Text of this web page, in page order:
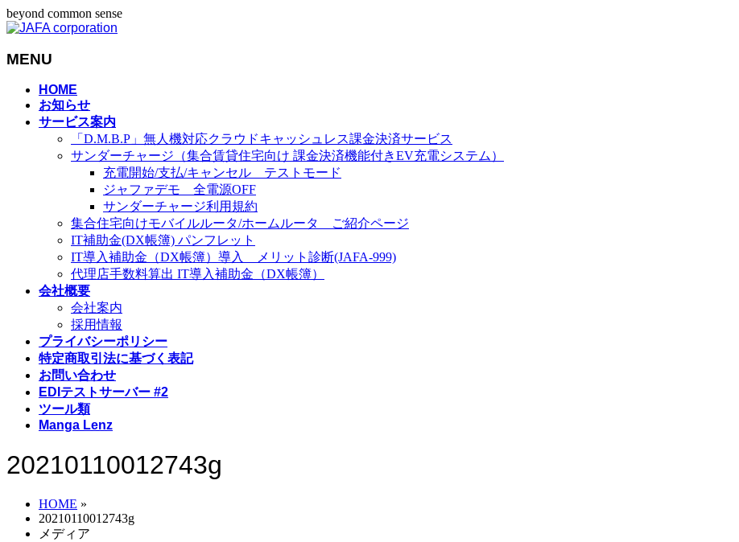
beyond common sense
MENU
HOME
お知らせ
サービス案内
「D.M.B.P」無人機対応クラウドキャッシュレス課金決済サービス
サンダーチャージ（集合賃貸住宅向け 課金決済機能付きEV充電システム）
充電開始/支払/キャンセル テストモード
ジャファデモ 全電源OFF
サンダーチャージ利用規約
集合住宅向けモバイルルータ/ホームルータ ご紹介ページ
IT補助金(DX帳簿) パンフレット
IT導入補助金（DX帳簿）導入 メリット診断(JAFA-999)
代理店手数料算出 IT導入補助金（DX帳簿）
会社概要
会社案内
採用情報
プライバシーポリシー
特定商取引法に基づく表記
お問い合わせ
EDIテストサーバー #2
ツール類
Manga Lenz
20210110012743g
HOME »
20210110012743g
メディア